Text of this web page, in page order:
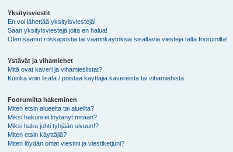
Yksityisviestit
En voi lähettää yksityisviestejä!
Saan yksityisviestejä joita en halua!
Olen saanut roskapostia tai väärinkäytöksiä sisältäviä viestejä tältä foorumilta!
Ystävät ja vihamiehet
Mitä ovat kaveri ja vihamieslistat?
Kuinka voin lisätä / poistaa käyttäjiä kavereista tai vihamiehistä
Foorumilta hakeminen
Miten etsin alueelta tai alueilta?
Miksi hakuni ei löytänyt mitään?
Miksi haku johti tyhjään sivuun!?
Miten etsin käyttäjiä?
Miten löydän omat viestini ja viestiketjuni?